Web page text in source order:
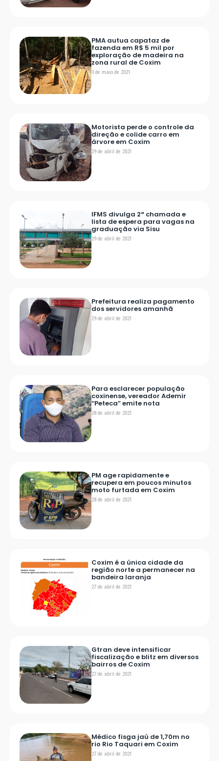
PMA autua capataz de
fazenda em R$ 5 mil por
exploração de madeira na
zona rural de Coxim
3 de maio de 2021
Motorista perde o controle da
direção e colide carro em
árvore em Coxim
29 de abril de 2021
IFMS divulga 2ª chamada e
lista de espera para vagas na
graduação via Sisu
29 de abril de 2021
Prefeitura realiza pagamento
dos servidores amanhã
29 de abril de 2021
Para esclarecer população
coxinense, vereador Ademir
“Peteca” emite nota
28 de abril de 2021
PM age rapidamente e
recupera em poucos minutos
moto furtada em Coxim
28 de abril de 2021
Coxim é a única cidade da
região norte a permanecer na
bandeira laranja
27 de abril de 2021
Gtran deve intensificar
fiscalização e blitz em diversos
bairros de Coxim
27 de abril de 2021
Médico fisga jaú de 1,70m no
rio Rio Taquari em Coxim
27 de abril de 2021